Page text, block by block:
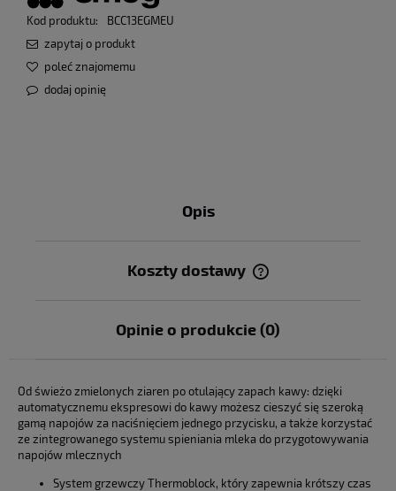
Kod produktu:
BCC13EGMEU
zapytaj o produkt
poleć znajomemu
dodaj opinię
Opis
Koszty dostawy
Cena nie zawiera ewentualnych kosztów płatności
Opinie o produkcie (0)
Od świeżo zmielonych ziaren po otulający zapach kawy: dzięki
automatycznemu ekspresowi do kawy możesz cieszyć się szeroką
gamą napojów za naciśnięciem jednego przycisku, a także korzystać
ze zintegrowanego systemu spieniania mleka do przygotowywania
napojów mlecznych
System grzewczy Thermoblock, który zapewnia krótszy czas